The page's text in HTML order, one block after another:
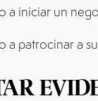
a iniciar un
a patrocinar a